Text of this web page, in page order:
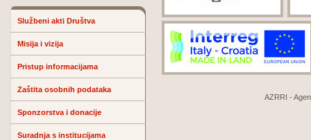
Službeni akti Društva
Misija i vizija
Pristup informacijama
Zaštita osobnih podataka
Sponzorstva i donacije
Suradnja s institucijama
AZRRI -